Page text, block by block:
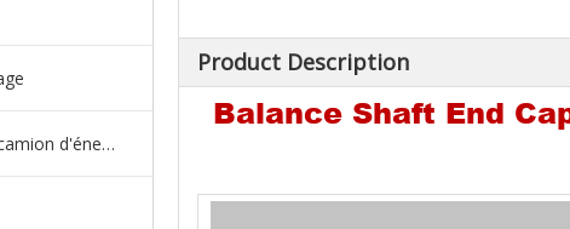
Nouvelles pièces de camion d'énergie
Product Description
Balance Shaft End